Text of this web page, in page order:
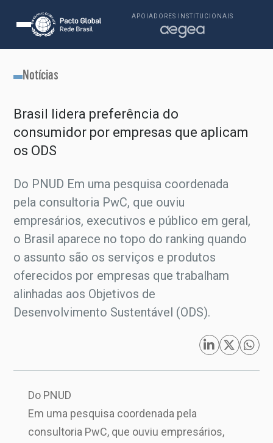
APOIADORES INSTITUCIONAIS
Notícias
Brasil lidera preferência do
consumidor por empresas que aplicam
os ODS
Do PNUD Em uma pesquisa coordenada
pela consultoria PwC, que ouviu
empresários, executivos e público em geral,
o Brasil aparece no topo do ranking quando
o assunto são os serviços e produtos
oferecidos por empresas que trabalham
alinhadas aos Objetivos de
Desenvolvimento Sustentável (ODS).
Do PNUD
Em uma pesquisa coordenada pela
consultoria PwC, que ouviu empresários,